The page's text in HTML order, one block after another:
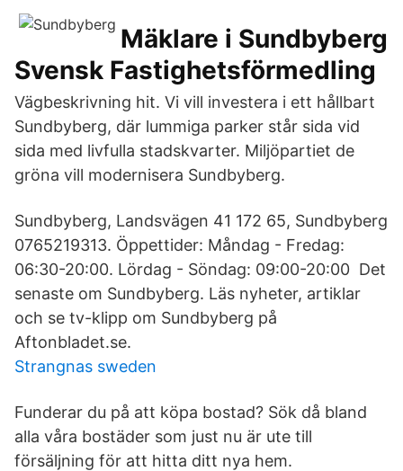
Mäklare i Sundbyberg
Svensk Fastighetsförmedling
Vägbeskrivning hit. Vi vill investera i ett hållbart
Sundbyberg, där lummiga parker står sida vid
sida med livfulla stadskvarter. Miljöpartiet de
gröna vill modernisera Sundbyberg.
Sundbyberg, Landsvägen 41 172 65, Sundbyberg
0765219313. Öppettider: Måndag - Fredag:
06:30-20:00. Lördag - Söndag: 09:00-20:00 Det
senaste om Sundbyberg. Läs nyheter, artiklar
och se tv-klipp om Sundbyberg på
Aftonbladet.se.
Strangnas sweden
Funderar du på att köpa bostad? Sök då bland
alla våra bostäder som just nu är ute till
försäljning för att hitta ditt nya hem.